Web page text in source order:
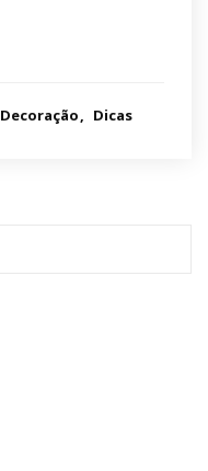
Decoração Dicas